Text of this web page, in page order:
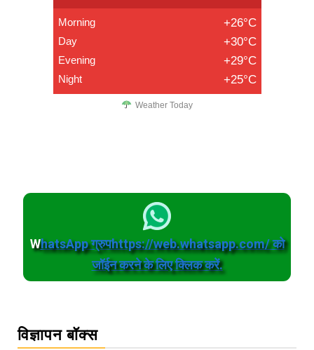
Morning +26°C
Day +30°C
Evening +29°C
Night +25°C
Weather Today
WhatsApp ग्रुपhttps://web.whatsapp.com/ को
जॉईन करने के लिए क्लिक करें.
विज्ञापन बॉक्स